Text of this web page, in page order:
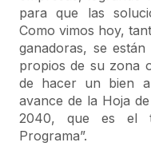
para que las
Como vimos hoy,
ganadoras, se
propios de su zona
de hacer un bien
avance de la Hoja
2040, que es el
Programa”.